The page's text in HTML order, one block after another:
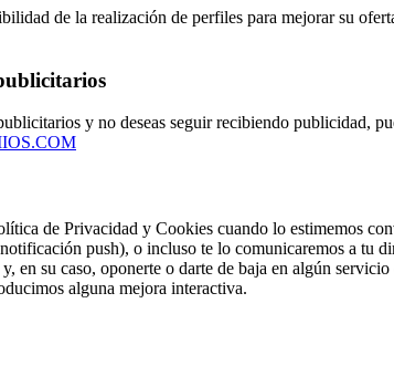
de la realización de perfiles para mejorar su
y no deseas seguir recibiendo publicidad,
de Privacidad y Cookies cuando lo estimemos
push), o incluso te lo comunicaremos a tu
en su caso, oponerte o darte de baja en algún
alguna mejora interactiva.